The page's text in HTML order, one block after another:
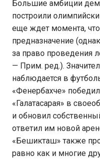
Большие амбиции
построили
еще ждет момента,
предназначение
за право проведения
— Прим. ред.).
наблюдается в
«Фенербахче»
«Галатасарая» в
и обновил
ответил им новой
«Бешикташ» также
равно как и многие